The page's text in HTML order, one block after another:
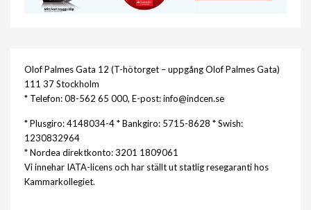
Olof Palmes Gata 12 (T-hötorget – uppgång Olof Palmes Gata)
111 37 Stockholm
* Telefon: 08-562 65 000, E-post: info@indcen.se
* Plusgiro: 4148034-4 * Bankgiro: 5715-8628 * Swish:
1230832964
* Nordea direktkonto: 3201 1809061
Vi innehar IATA-licens och har ställt ut statlig resegaranti hos
Kammarkollegiet.